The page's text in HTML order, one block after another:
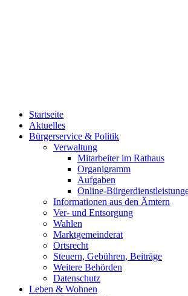
Startseite
Aktuelles
Bürgerservice & Politik
Verwaltung
Mitarbeiter im Rathaus
Organigramm
Aufgaben
Online-
Informationen aus den Ämtern
Ver- und Entsorgung
Wahlen
Marktgemeinderat
Ortsrecht
Steuern, Gebühren, Beiträge
Weitere Behörden
Datenschutz
Leben & Wohnen